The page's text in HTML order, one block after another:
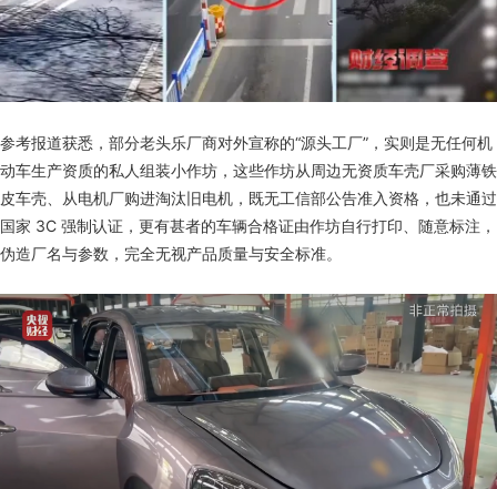
参考报道获悉，部分老头乐厂商对外宣称的“源头工厂”，实则是无任何机
动车生产资质的私人组装小作坊，这些作坊从周边无资质车壳厂采购薄铁
皮车壳、从电机厂购进淘汰旧电机，既无工信部公告准入资格，也未通过
国家 3C 强制认证，更有甚者的车辆合格证由作坊自行打印、随意标注，
伪造厂名与参数，完全无视产品质量与安全标准。